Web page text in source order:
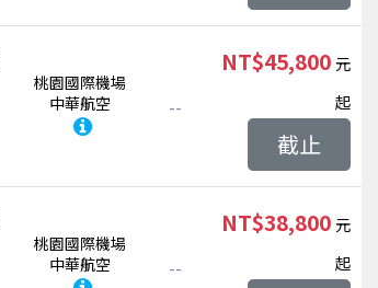
桃園國際機場
中華航空
--
NT$45,800
起
截止
桃園國際機場
中華航空
--
NT$38,800
起